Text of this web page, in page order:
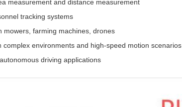
measurement and distance measurement
tracking systems
mowers, farming machines, drones
complex environments and high-speed motion scenarios
driving applications